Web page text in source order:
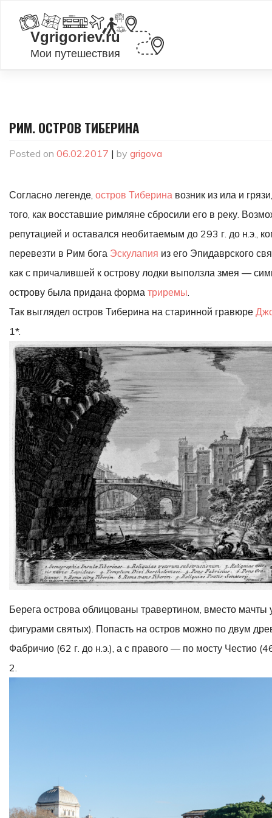
content
РИМ. ОСТРОВ ТИБЕРИНА
Posted on 06.02.2017 | by grigova
Согласно легенде, остров Тиберина возник из ила и
того, как восставшие римляне сбросили его в реку.
репутацией и оставался необитаемым до 293 г. до н.э.,
перевезти в Рим бога Эскулапия из его Эпидаврского
как с причалившей к острову лодки выползла змея —
острову была придана форма триремы
Так выглядел остров Тиберина на старинной гравюре
1*.
Берега острова облицованы травертином, вместо мачты
фигурами святых). Попасть на остров можно по двум
Фабричио (62 г. до н.э.), а с правого — по мосту Честио
2.